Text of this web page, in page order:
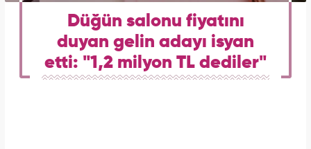
Düğün salonu fiyatını
duyan gelin adayı isyan
etti: "1,2 milyon TL dediler"